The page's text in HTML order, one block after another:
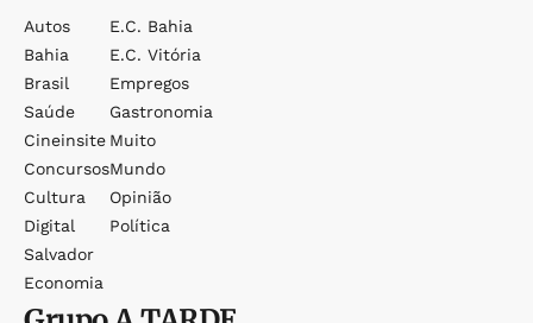
Autos
Bahia
Brasil
Saúde
Cineinsite
Concursos
Cultura
Digital
Salvador
Economia
E.c. Bahia
E.c. Vitória
Empregos
Gastronomia
Muito
Mundo
Opinião
Política